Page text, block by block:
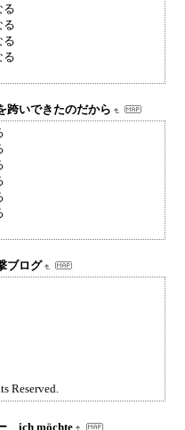
る
る
る
る
跨いできたのだから
ブログ
Reserved.
ich möchte